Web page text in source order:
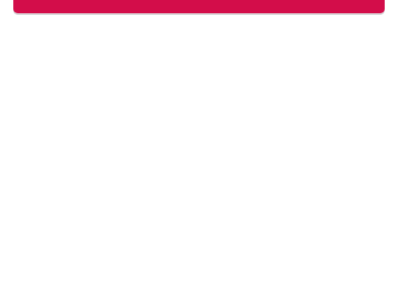
■経歴：2003年、夫が子育てをするために、突然会社を辞める。翌月からの